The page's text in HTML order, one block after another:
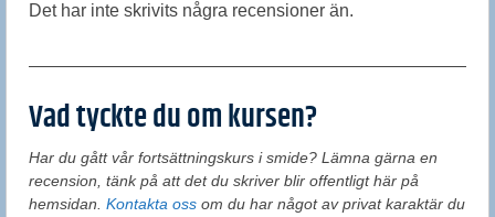
Det har inte skrivits några recensioner än.
Vad tyckte du om kursen?
Har du gått vår fortsättningskurs i smide? Lämna gärna en
recension, tänk på att det du skriver blir offentligt här på
hemsidan. Kontakta oss om du har något av privat karaktär du